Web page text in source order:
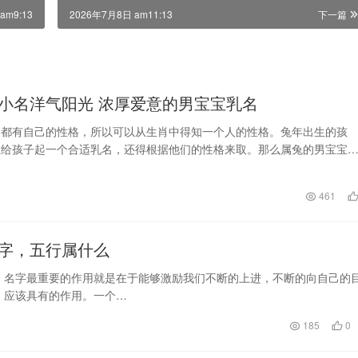
下一篇
2026年7月8日 am11:13
名洋气阳光 浓厚爱意的男宝宝乳名
有自己的性格，所以可以从生肖中得知一个人的性格。兔年出生的孩
孩子起一个合适乳名，还得根据他们的性格来取。那么属兔的男宝宝要
461
，五行属什么
字最重要的作用就是在于能够激励我们不断的上进，不断的向自己的
应该具有的作用。一个…
185 0